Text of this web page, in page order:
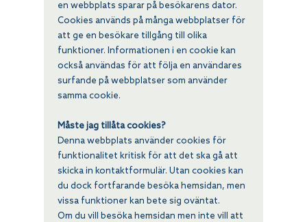
en webbplats sparar på besökarens dator.
Cookies används på många webbplatser för
att ge en besökare tillgång till olika
funktioner. Informationen i en cookie kan
också användas för att följa en användares
surfande på webbplatser som använder
samma cookie.
Måste jag tillåta cookies?
Denna webbplats använder cookies för
funktionalitet kritisk för att det ska gå att
skicka in kontaktformulär. Utan cookies kan
du dock fortfarande besöka hemsidan, men
vissa funktioner kan bete sig oväntat.
Om du vill besöka hemsidan men inte vill att